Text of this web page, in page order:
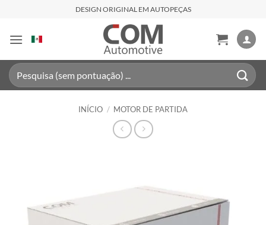
content
DESIGN ORIGINAL EM AUTOPEÇAS
Pesquisar
por:
INÍCIO / MOTOR DE PARTIDA